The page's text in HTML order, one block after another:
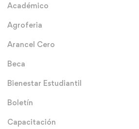
Académico
Agroferia
Arancel Cero
Beca
Bienestar Estudiantil
Boletín
Capacitación